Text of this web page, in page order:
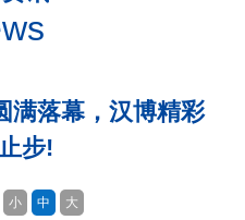
满落幕，汉博精彩
步!
小 中 大